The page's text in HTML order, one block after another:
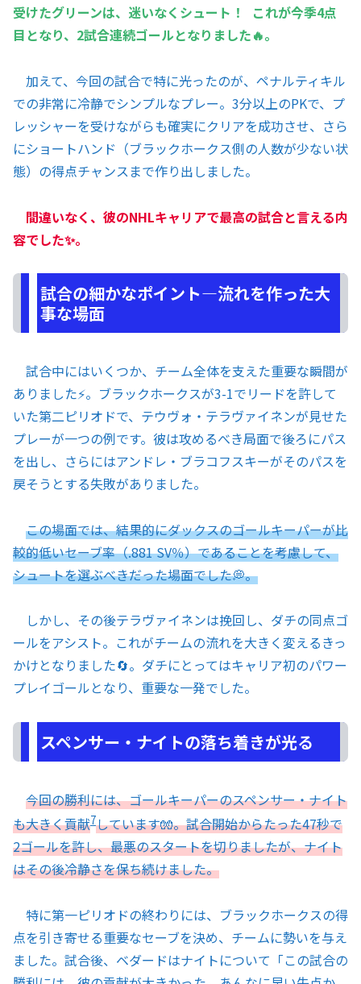
受けたグリーンは、迷いなくシュート！ これが今季4点
目となり、2試合連続ゴールとなりました🔥。
加えて、今回の試合で特に光ったのが、ペナルティキル
での非常に冷静でシンプルなプレー。3分以上のPKで、プ
レッシャーを受けながらも確実にクリアを成功させ、さら
にショートハンド（ブラックホークス側の人数が少ない状
態）の得点チャンスまで作り出しました。
間違いなく、彼のNHLキャリアで最高の試合と言える内
容でした✨。
試合の細かなポイント—流れを作った大
事な場面
試合中にはいくつか、チーム全体を支えた重要な瞬間が
ありました⚡。ブラックホークスが3-1でリードを許して
いた第二ピリオドで、テウヴォ・テラヴァイネンが見せた
プレーが一つの例です。彼は攻めるべき局面で後ろにパス
を出し、さらにはアンドレ・ブラコフスキーがそのパスを
戻そうとする失敗がありました。
この場面では、結果的にダックスのゴールキーパーが比
較的低いセーブ率（.881 SV％）であることを考慮して、
シュートを選ぶべきだった場面でした💭。
しかし、その後テラヴァイネンは挽回し、ダチの同点ゴ
ールをアシスト。これがチームの流れを大きく変えるきっ
かけとなりました🔄。ダチにとってはキャリア初のパワー
プレイゴールとなり、重要な一発でした。
スペンサー・ナイトの落ち着きが光る
今回の勝利には、ゴールキーパーのスペンサー・ナイト
も大きく貢献7しています🧤。試合開始からたった47秒で
2ゴールを許し、最悪のスタートを切りましたが、ナイト
はその後冷静さを保ち続けました。
特に第一ピリオドの終わりには、ブラックホークスの得
点を引き寄せる重要なセーブを決め、チームに勢いを与え
ました。試合後、ベダードはナイトについて「この試合の